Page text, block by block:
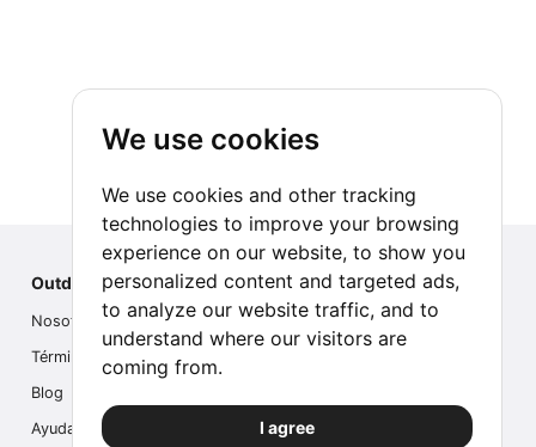
We use cookies
We use cookies and other tracking
technologies to improve your browsing
experience on our website, to show you
personalized content and targeted ads,
to analyze our website traffic, and to
understand where our visitors are
coming from.
I agree
Outdoor Index
Nosotros
Términos
Blog
Ayuda